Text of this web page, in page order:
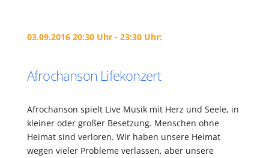
03.09.2016 20:30 Uhr - 23:30 Uhr:
Afrochanson Lifekonzert
Afrochanson spielt Live Musik mit Herz und Seele, in
kleiner oder großer Besetzung. Menschen ohne
Heimat sind verloren. Wir haben unsere Heimat
wegen vieler Probleme verlassen, aber unsere